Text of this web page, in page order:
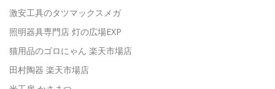
激安工具のタツマックスメガ
照明器具専門店 灯の広場EXP
猫用品のゴロにゃん 楽天市場店
田村陶器 楽天市場店